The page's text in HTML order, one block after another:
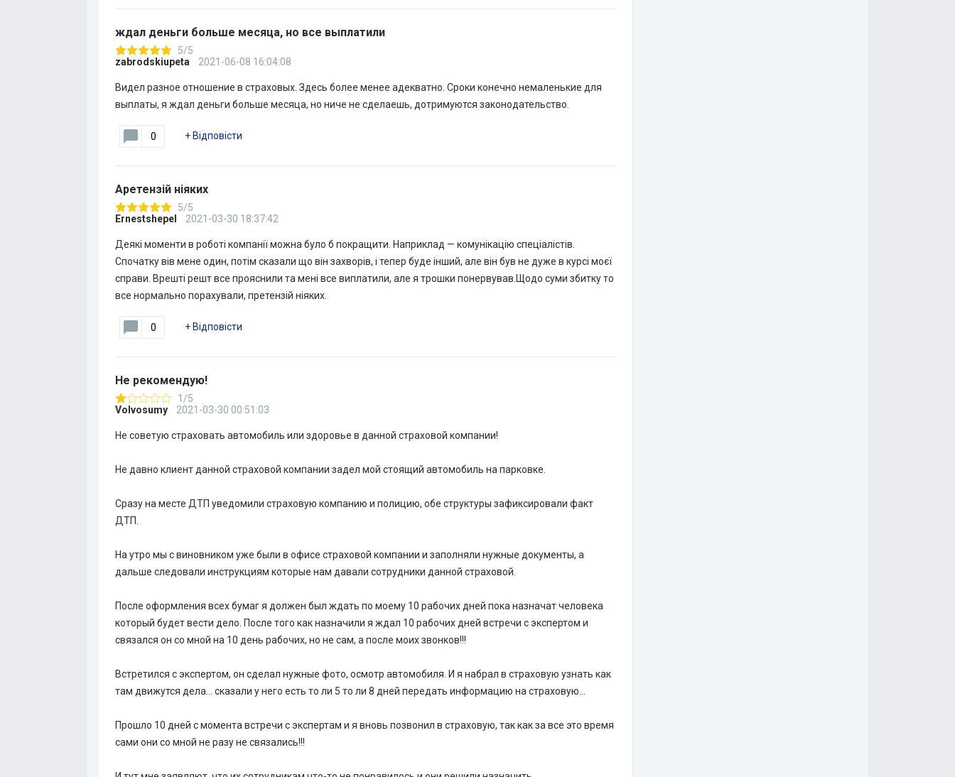
ждал деньги больше месяца, но все выплатили
5/5
zabrodskiupeta
2021-06-08 16:04:08
Видел разное отношение в страховых. Здесь более менее адекватно. Сроки конечно немаленькие для
выплаты, я ждал деньги больше месяца, но ниче не сделаешь, дотримуются законодательство.
0 + Відповісти
Аретензій ніяких
5/5
Ernestshepel
2021-03-30 18:37:42
Деякі моменти в роботі компанії можна було б покращити. Наприклад — комунікацію спеціалістів.
Спочатку вів мене один, потім сказали що він захворів, і тепер буде інший, але він був не дуже в курсі моєї
справи. Врешті решт все прояснили та мені все виплатили, але я трошки понервував.Щодо суми збитку то
все нормально порахували, претензій ніяких.
0 + Відповісти
Не рекомендую!
1/5
Volvosumy
2021-03-30 00:51:03
Не советую страховать автомобиль или здоровье в данной страховой компании!
Не давно клиент данной страховой компании задел мой стоящий автомобиль на парковке.
Сразу на месте ДТП уведомили страховую компанию и полицию, обе структуры зафиксировали факт
ДТП.
На утро мы с виновником уже были в офисе страховой компании и заполняли нужные документы, а
дальше следовали инструкциям которые нам давали сотрудники данной страховой.
После оформления всех бумаг я должен был ждать по моему 10 рабочих дней пока назначат человека
который будет вести дело. После того как назначили я ждал 10 рабочих дней встречи с экспертом и
связался он со мной на 10 день рабочих, но не сам, а после моих звонков!!!
Встретился с экспертом, он сделал нужные фото, осмотр автомобиля. И я набрал в страховую узнать как
там движутся дела… сказали у него есть то ли 5 то ли 8 дней передать информацию на страховую…
Прошло 10 дней с момента встречи с экспертам и я вновь позвонил в страховую, так как за все это время
сами они со мной не разу не связались!!!